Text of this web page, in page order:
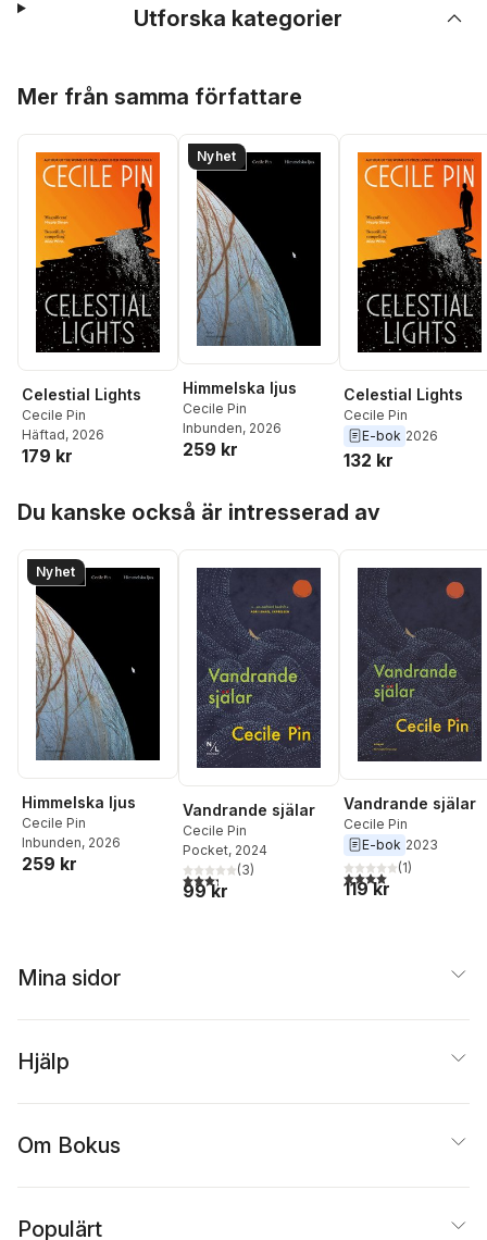
Utforska kategorier
Mer från samma författare
Celestial Lights
Cecile Pin
Häftad, 2026
179 kr
Nyhet
Himmelska ljus
Cecile Pin
Inbunden, 2026
259 kr
Celestial Lights
Cecile Pin
E-bok 2026
132 kr
Du kanske också är intresserad av
Nyhet
Himmelska ljus
Cecile Pin
Inbunden, 2026
259 kr
Vandrande själar
Cecile Pin
Pocket, 2024
3,3utav 5 stjärnor. Totalt antal röster:
(3)
99 kr
Vandrande själar
Cecile Pin
E-bok 2023
4,0utav 5 stjärnor.
(1)
119 kr
Mina sidor
Hjälp
Om Bokus
Populärt